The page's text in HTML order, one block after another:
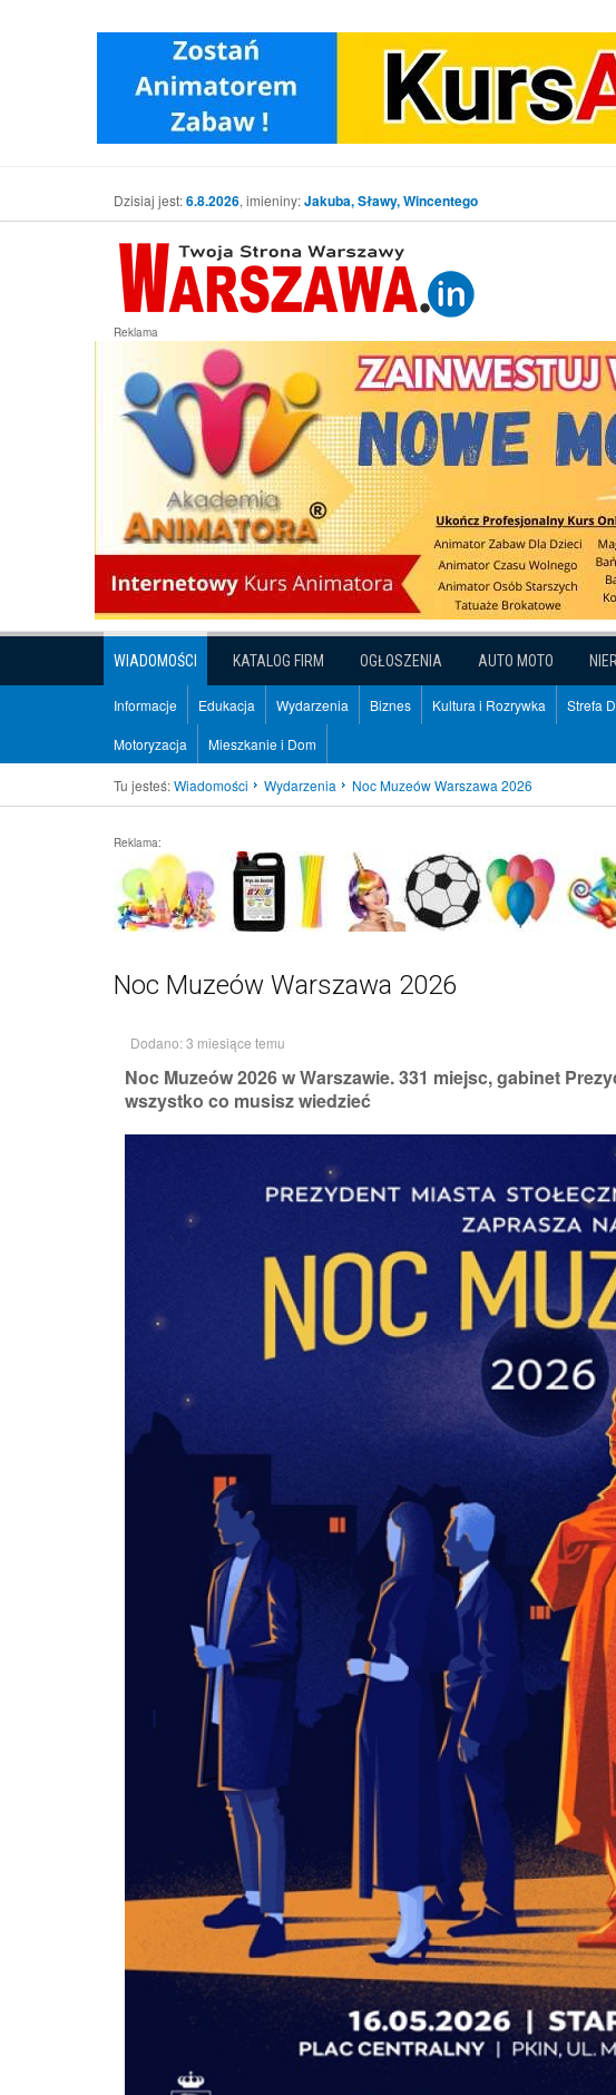
Dzisiaj jest:6.8.2026, imieniny:Jakuba, Sławy, Wincentego
Reklama
WIADOMOŚCI KATALOG FIRM OGŁOSZENIA AUTO MOTO
Informacje Edukacja Wydarzenia Biznes Kultura i Rozrywka Strefa
Motoryzacja Mieszkanie i Dom
Tu jesteś:Wiadomości Wydarzenia Noc Muzeów Warszawa 2026
Reklama:
Noc Muzeów Warszawa 2026
Dodano: 3 miesiące temu
Noc Muzeów 2026 w Warszawie. 331 miejsc, gabinet
wszystko co musisz wiedzieć